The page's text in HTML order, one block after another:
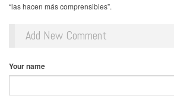
“las hacen más comprensibles”.
Add New Comment
Your name